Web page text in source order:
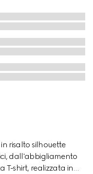
risalto silhouette
dall'abbigliamento
T-shirt, realizzata in